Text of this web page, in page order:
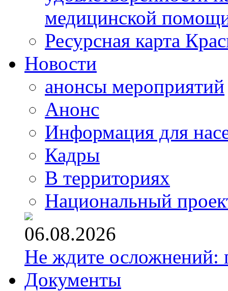
медицинской
Ресурсная карта
Новости
анонсы мероприятий
Анонс
Информация для
Кадры
В территориях
Национальный
06.08.2026
Не ждите осложнений:
Документы